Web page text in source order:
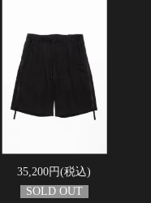
35,200円(税込)